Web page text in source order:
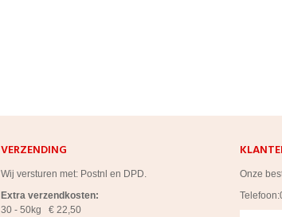
VERZENDING
Wij versturen met: Postnl en DPD.
Extra verzendkosten:
30 - 50kg € 22,50
Onze